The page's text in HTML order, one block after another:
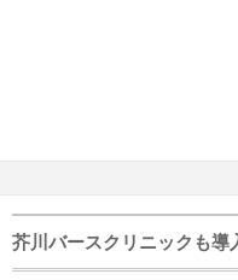
芥川バースクリニックも導